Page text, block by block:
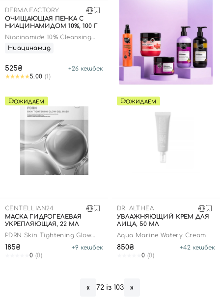
DERMA FACTORY
ОЧИЩАЮЩАЯ ПЕНКА С
НИАЦИНАМИДОМ 10%, 100 Г
Niacinamide 10% Cleansing
Foam
Ниацинамид
525₴ +26 кешбек
5.00 (1)
ОЖИДАЕМ
CENTELLIAN24
МАСКА ГИДРОГЕЛЕВАЯ
УКРЕПЛЯЮЩАЯ, 22 МЛ
PDRN Skin Tightening Glow
185₴ +9 кешбек
0 (0)
ОЖИДАЕМ
DR. ALTHEA
УВЛАЖНЯЮЩИЙ КРЕМ ДЛЯ
ЛИЦА, 50 МЛ
Aqua Marine Watery Cream
850₴ +42 кешбек
0 (0)
« 72 із 103 »